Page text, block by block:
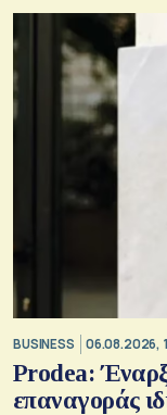
BUSINESS 06.08.2026,
Prodea:
επαναγοράς